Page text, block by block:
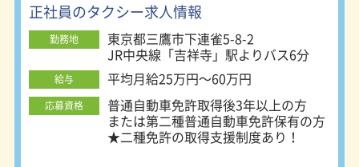
正社員のタクシー求人情報
勤務地
東京都三鷹市下連雀5-8-2
JR中央線「吉祥寺」駅よりバス6分
給与 平均月給25万円～60万円
応募資格
普通自動車免許取得後3年以上の方
または第二種普通自動車免許保有の方
★二種免許の取得支援制度あり！